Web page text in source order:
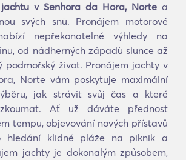
v Senhora da Hora, Norte a
svých snů. Pronájem motorové
nepřekonatelné výhledy na
od nádherných západů slunce až
podmořský život. Pronájem jachty v
Norte vám poskytuje maximální
jak strávit svůj čas a které
Ať už dáváte přednost
tempu, objevování nových přístavů
hledání klidné pláže na piknik a
jachty je dokonalým způsobem,